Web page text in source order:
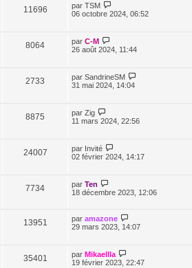
11696 par TSM
06 octobre 2024, 06:52
8064 par C-M
26 août 2024, 11:44
2733 par SandrineSM
31 mai 2024, 14:04
8875 par Zig
11 mars 2024, 22:56
24007 par Invité
02 février 2024, 14:17
7734 par Ten
18 décembre 2023, 12:06
13951 par amazone
29 mars 2023, 14:07
35401 par Mikaellla
19 février 2023, 22:47